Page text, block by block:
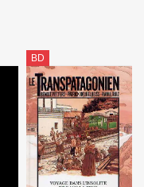
BD